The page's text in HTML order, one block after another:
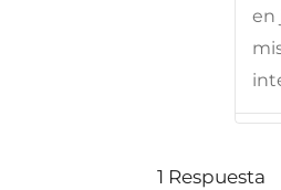
en
1 Respuesta